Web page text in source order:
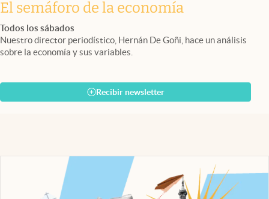
El semáforo de la economía
Todos los sábados
Nuestro director periodístico, Hernán De Goñi, hace un análisis
sobre la economía y sus variables.
Recibir newsletter